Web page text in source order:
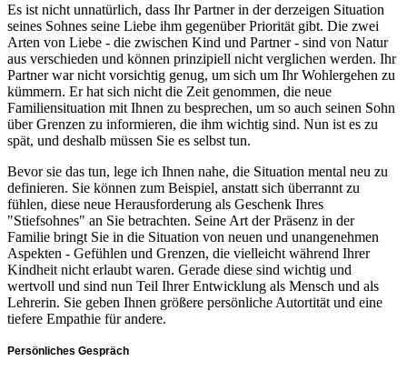
Es ist nicht unnatürlich, dass Ihr Partner in der derzeigen Situation
seines Sohnes seine Liebe ihm gegenüber Priorität gibt. Die zwei
Arten von Liebe - die zwischen Kind und Partner - sind von Natur
aus verschieden und können prinzipiell nicht verglichen werden. Ihr
Partner war nicht vorsichtig genug, um sich um Ihr Wohlergehen zu
kümmern. Er hat sich nicht die Zeit genommen, die neue
Familiensituation mit Ihnen zu besprechen, um so auch seinen Sohn
über Grenzen zu informieren, die ihm wichtig sind. Nun ist es zu
spät, und deshalb müssen Sie es selbst tun.
Bevor sie das tun, lege ich Ihnen nahe, die Situation mental neu zu
definieren. Sie können zum Beispiel, anstatt sich überrannt zu
fühlen, diese neue Herausforderung als Geschenk Ihres
"Stiefsohnes" an Sie betrachten. Seine Art der Präsenz in der
Familie bringt Sie in die Situation von neuen und unangenehmen
Aspekten - Gefühlen und Grenzen, die vielleicht während Ihrer
Kindheit nicht erlaubt waren. Gerade diese sind wichtig und
wertvoll und sind nun Teil Ihrer Entwicklung als Mensch und als
Lehrerin. Sie geben Ihnen größere persönliche Autortität und eine
tiefere Empathie für andere.
Persönliches Gespräch